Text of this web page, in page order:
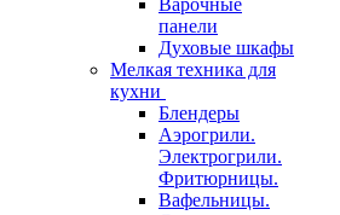
Варочные
панели
Духовые шкафы
Мелкая техника для
кухни
Блендеры
Аэрогрили.
Электрогрили.
Фритюрницы.
Вафельницы.